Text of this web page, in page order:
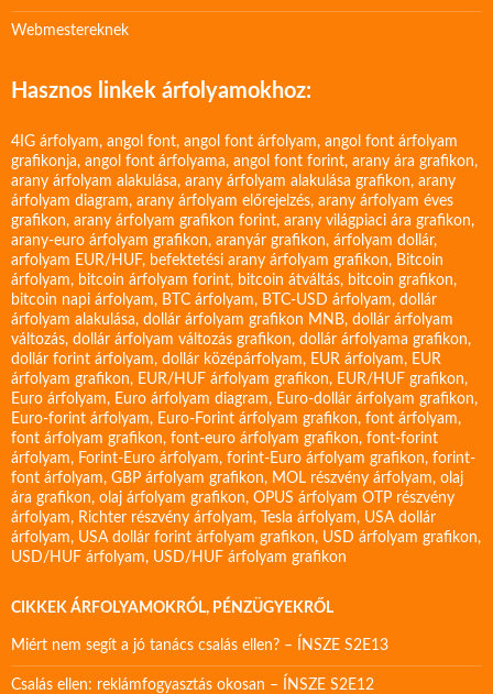
Webmestereknek
Hasznos linkek árfolyamokhoz:
4IG árfolyam, angol font, angol font árfolyam, angol font árfolyam
grafikonja, angol font árfolyama, angol font forint, arany ára grafikon,
arany árfolyam alakulása, arany árfolyam alakulása grafikon, arany
árfolyam diagram, arany árfolyam előrejelzés, arany árfolyam éves
grafikon, arany árfolyam grafikon forint, arany világpiaci ára grafikon,
arany-euro árfolyam grafikon, aranyár grafikon, árfolyam dollár,
arfolyam EUR/HUF, befektetési arany árfolyam grafikon, Bitcoin
árfolyam, bitcoin árfolyam forint, bitcoin átváltás, bitcoin grafikon,
bitcoin napi árfolyam, BTC árfolyam, BTC-USD árfolyam, dollár
árfolyam alakulása, dollár árfolyam grafikon MNB, dollár árfolyam
változás, dollár árfolyam változás grafikon, dollár árfolyama grafikon,
dollár forint árfolyam, dollár középárfolyam, EUR árfolyam, EUR
árfolyam grafikon, EUR/HUF árfolyam grafikon, EUR/HUF grafikon,
Euro árfolyam, Euro árfolyam diagram, Euro-dollár árfolyam grafikon,
Euro-forint árfolyam, Euro-Forint árfolyam grafikon, font árfolyam,
font árfolyam grafikon, font-euro árfolyam grafikon, font-forint
árfolyam, Forint-Euro árfolyam, forint-Euro árfolyam grafikon, forint-
font árfolyam, GBP árfolyam grafikon, MOL részvény árfolyam, olaj
ára grafikon, olaj árfolyam grafikon, OPUS árfolyam OTP részvény
árfolyam, Richter részvény árfolyam, Tesla árfolyam, USA dollár
árfolyam, USA dollár forint árfolyam grafikon, USD árfolyam grafikon,
USD/HUF árfolyam, USD/HUF árfolyam grafikon
CIKKEK ÁRFOLYAMOKRÓL, PÉNZÜGYEKRŐL
Miért nem segít a jó tanács csalás ellen? – ÍNSZE S2E13
Csalás ellen: reklámfogyasztás okosan – ÍNSZE S2E12